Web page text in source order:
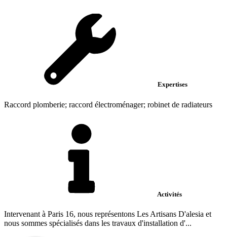
Expertises
Raccord plomberie; raccord électroménager; robinet de radiateurs
Activités
Intervenant à Paris 16, nous représentons Les Artisans D'alesia et
nous sommes spécialisés dans les travaux d'installation d'...